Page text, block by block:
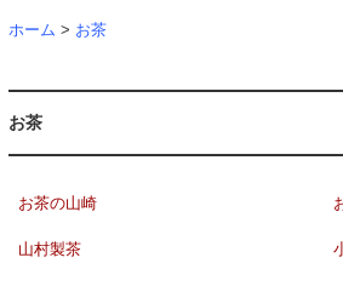
ホーム > お茶
お茶
お茶の山崎
山村製茶